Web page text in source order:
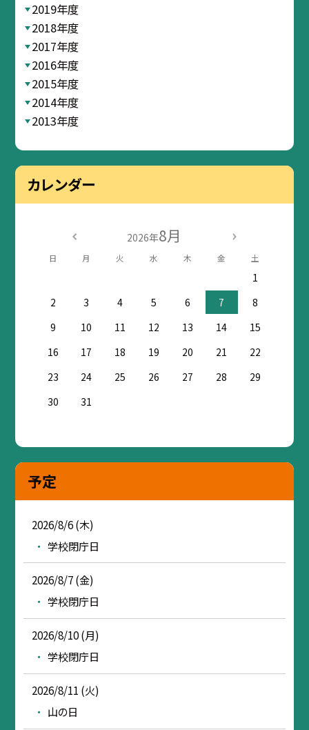
2019年度
2018年度
2017年度
2016年度
2015年度
2014年度
2013年度
カレンダー
2026年8月
日 月 火 水 木 金 土
1
2
3 4 5 6 7
8
9
10 11 12 13 14
15
16
17 18 19 20 21
22
23
24 25 26 27 28
29
30
31
予定
2026/8/6 (木)
学校閉庁日
2026/8/7 (金)
学校閉庁日
2026/8/10 (月)
学校閉庁日
2026/8/11 (火)
山の日